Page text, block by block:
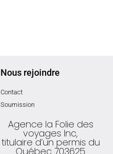
Nous rejoindre
Contact
Soumission
Agence la Folie des
voyages Inc,
titulaire d’un permis du
Québec 703625